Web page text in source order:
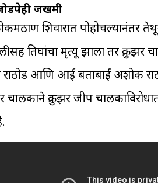
जखमी
शिवारात पोहोचल्यानंतर
तिघांचा मृत्यू झाला तर
राठोड आणि आई बताबाई अशोक
क्रुझर जीप चालकाविरोधात